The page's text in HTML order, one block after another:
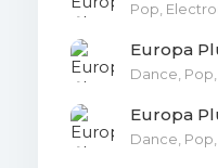
27.
28. Pizza
Pop,
Europa
Dance,
Europa
Dance,